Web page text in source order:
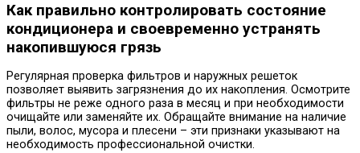
Как правильно контролировать состояние
кондиционера и своевременно устранять
накопившуюся грязь
Регулярная проверка фильтров и наружных решеток
позволяет выявить загрязнения до их накопления. Осмотрите
фильтры не реже одного раза в месяц и при необходимости
очищайте или заменяйте их. Обращайте внимание на наличие
пыли, волос, мусора и плесени – эти признаки указывают на
необходимость профессиональной очистки.